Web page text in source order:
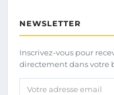
NEWSLETTER
Inscrivez-vous pour
directement dans votre
Votre adresse email